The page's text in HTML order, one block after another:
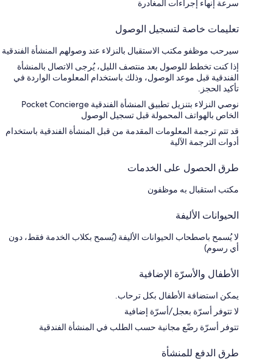
سرعة إنهاء إجراءات المغادرة
تعليمات خاصة لتسجيل الوصول
سيرحب موظفو مكتب الاستقبال بالنزلاء عند وصولهم المنشأة الفندقية
إذا كنت تخطط للوصول بعد منتصف الليل، يُرجى الاتصال بالمنشأة
الفندقية قبل موعد الوصول، وذلك باستخدام المعلومات الواردة في
تأكيد الحجز.
نوصي النزلاء بتنزيل تطبيق المنشأة الفندقية Pocket Concierge
الخاص بالهواتف المحمولة قبل تسجيل الوصول
قد تتم ترجمة المعلومات المقدمة من قبل المنشأة الفندقية باستخدام
أدوات الترجمة الآلية
طرق الحصول على الخدمات
مكتب استقبال به موظفون
الحيوانات الأليفة
لا يُسمح باصطحاب الحيوانات الأليفة (يُسمح بكلاب الخدمة فقط، دون
أي رسوم)
الأطفال والأسرّة الإضافية
يمكن استضافة الأطفال بكل ترحاب.
لا تتوفر أسرّة بعجل/أسرّة إضافية
تتوفر أسرّة رضّع مجانية حسب الطلب في المنشأة الفندقية
طرق الدفع للمنشأة